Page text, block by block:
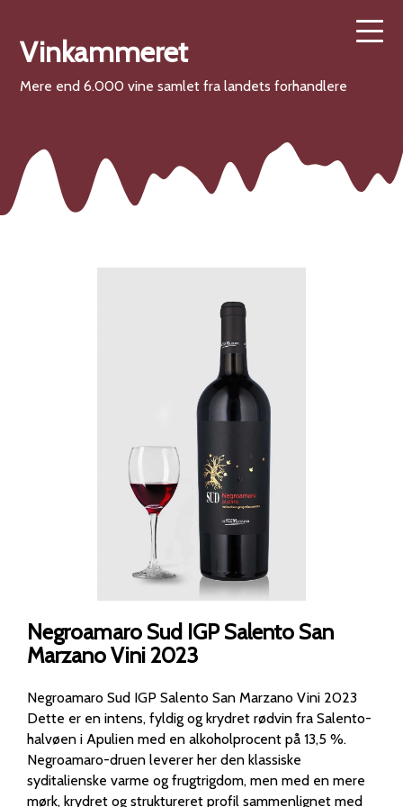
Vinkammeret
Mere end 6.000 vine samlet fra landets forhandlere
Negroamaro Sud IGP Salento San
Marzano Vini 2023
Negroamaro Sud IGP Salento San Marzano Vini 2023
Dette er en intens, fyldig og krydret rødvin fra Salento-
halvøen i Apulien med en alkoholprocent på 13,5 %.
Negroamaro-druen leverer her den klassiske
syditalienske varme og frugtrigdom, men med en mere
mørk, krydret og struktureret profil sammenlignet med